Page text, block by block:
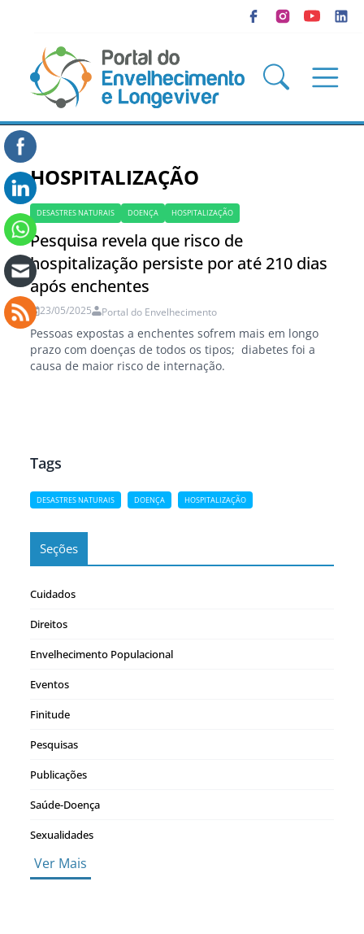
HOSPITALIZAÇÃO
DESASTRES NATURAIS DOENÇA HOSPITALIZAÇÃO
Pesquisa revela que risco de
hospitalização persiste por até 210 dias
após enchentes
23/05/2025 Portal do Envelhecimento
Pessoas expostas a enchentes sofrem mais em longo
prazo com doenças de todos os tipos; diabetes foi a
causa de maior risco de internação.
Tags
DESASTRES NATURAIS DOENÇA HOSPITALIZAÇÃO
Seções
Cuidados
Direitos
Envelhecimento Populacional
Eventos
Finitude
Pesquisas
Publicações
Saúde-Doença
Sexualidades
Ver Mais